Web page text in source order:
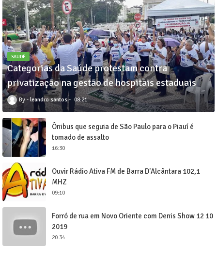
SAUDÊ
Categorias da Saúde protestam contra
privatização na gestão de hospitais estaduais
leandro santos 08:21
Ônibus que seguia de São Paulo para o Piauí é
tomado de assalto
16:30
Ouvir Rádio Ativa FM de Barra D'Alcântara 102,1
MHZ
09:10
Forró de rua em Novo Oriente com Denis Show 12 10
2019
20:34